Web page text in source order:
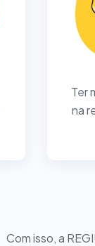
Ter
na
Com isso, a